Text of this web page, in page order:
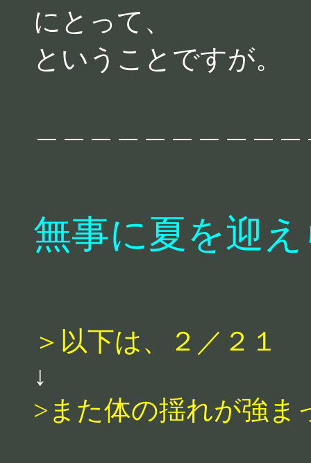
にとって、
ということですが。
無事に夏を迎
＞以下は、２／２
↓
>また体の揺れが強ま